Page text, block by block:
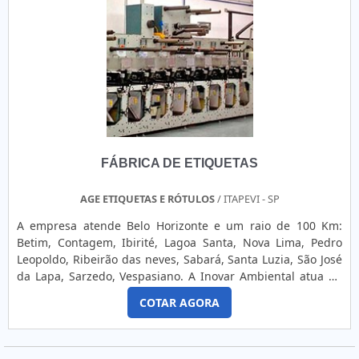
necessitam de garantia nos mais variados tipos e setores. O
produto é capaz de garantir, ainda, uma excelente
conformidade, resistência, confiabilidade de tons de cor,
nitidez, padrão dimensional e estrutura. Além disso,
oferece uma fácil personalização e adequação conforme
cada projeto.O uso destes itens são essenciais para muitas
indústrias. Isto porque o adesivo lacre de segurança é um
material feito com qualidade comprovada para ser usado
produtos;Impedir a falsificação de produtos;Garantir a
espaço físico de 1.000m² e atua principalmente junto ao
painéis de policarbonato, plaquetas de identificação
patrimonial de alumínio, adesivos de segurança,
envelopamento, sinalização corporativa, rotulagem e muito
soluções que atendem, também, as necessidades de
personalização de ambientes corporativos nos segmentos
comercial, gastronômico, hospitalar, de serviços e
eventos.as melhores Etiquetas de segurançaCom know-how
adquirido em mais de 30 anos de experiência, investindo
FÁBRICA DE ETIQUETAS
AGE ETIQUETAS E RÓTULOS/ ITAPEVI - SP
A empresa atende Belo Horizonte e um raio de 100 Km:
Betim, Contagem, Ibirité, Lagoa Santa, Nova Lima, Pedro
Leopoldo, Ribeirão das neves, Sabará, Santa Luzia, São José
da Lapa, Sarzedo, Vespasiano. A Inovar Ambiental atua na
coleta de resíduos químicos por meio do inventário dos
resíduos presentes no local para definir sua composição e
quantidade, análises químicas para classificar o resíduo e a
segregação do resíduo para estabelecer as caracte....
COTAR AGORA